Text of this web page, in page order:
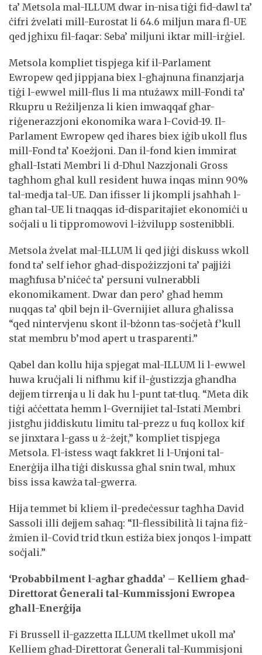
ta’ Metsola mal-ILLUM dwar in-nisa tiġi fid-dawl ta’
ċifri żvelati mill-Eurostat li 64.6 miljun mara fl-UE
qed jgħixu fil-faqar: Seba’ miljuni iktar mill-irġiel.
Metsola kompliet tispjega kif il-Parlament
Ewropew qed jippjana biex l-għajnuna finanzjarja
tiġi l-ewwel mill-flus li ma ntużawx mill-Fondi ta’
Rkupru u Reżiljenza li kien imwaqqaf għar-
riġenerazzjoni ekonomika wara l-Covid-19. Il-
Parlament Ewropew qed iħares biex iġib ukoll flus
mill-Fond ta’ Koeżjoni. Dan il-fond kien immirat
għall-Istati Membri li d-Dħul Nazzjonali Gross
tagħhom għal kull resident huwa inqas minn 90%
tal-medja tal-UE. Dan ifisser li jkompli jsaħħaħ l-
għan tal-UE li tnaqqas id-disparitajiet ekonomiċi u
soċjali u li tippromowovi l-iżvilupp sostenibbli.
Metsola żvelat mal-ILLUM li qed jiġi diskuss wkoll
fond ta’ self ieħor għad-dispożizzjoni ta’ pajjiżi
magħfusa b’niċeċ ta’ persuni vulnerabbli
ekonomikament. Dwar dan pero’ għad hemm
nuqqas ta’ qbil bejn il-Gvernijiet allura għalissa
“qed nintervjenu skont il-bżonn tas-soċjetà f’kull
stat membru b’mod apert u trasparenti.”
Qabel dan kollu hija spjegat mal-ILLUM li l-ewwel
huwa kruċjali li nifhmu kif il-ġustizzja għandha
dejjem tirrenja u li dak hu l-punt tat-tluq. “Meta dik
tiġi aċċettata hemm l-Gvernijiet tal-Istati Membri
jistgħu jiddiskutu limitu tal-prezz u fuq kollox kif
se jinxtara l-gass u ż-żejt,” kompliet tispjega
Metsola. Fl-istess waqt fakkret li l-Unjoni tal-
Enerġija ilha tiġi diskussa għal snin twal, mhux
biss issa kawża tal-gwerra.
Hija temmet bi kliem il-predeċessur tagħha David
Sassoli illi dejjem saħaq: “Il-flessibilità li tajna fiż-
żmien il-Covid trid tkun estiża biex jonqos l-impatt
soċjali.”
‘Probabbilment l-agħar għadda’ – Kelliem għad-
Direttorat Ġenerali tal-Kummissjoni Ewropea
għall-Enerġija
Fi Brussell il-gazzetta ILLUM tkellmet ukoll ma’
Kelliem għad-Direttorat Ġenerali tal-Kummisjoni